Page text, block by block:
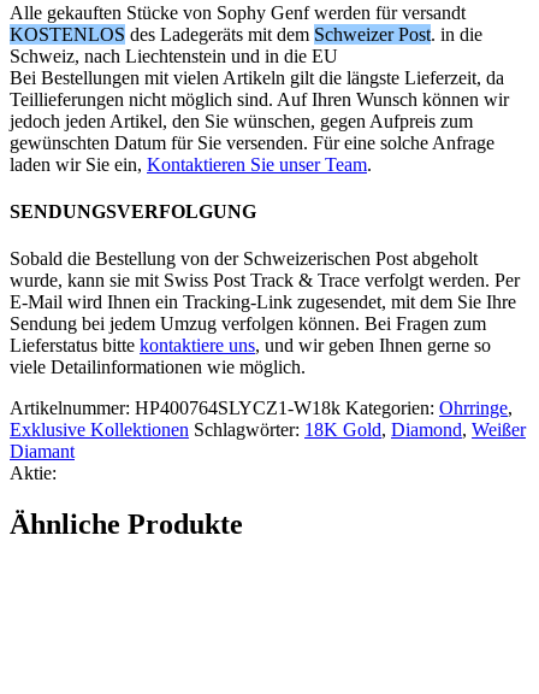
Alle gekauften Stücke von Sophy Genf werden für versandt
KOSTENLOS des Ladegeräts mit dem Schweizer Post. in die
Schweiz, nach Liechtenstein und in die EU
Bei Bestellungen mit vielen Artikeln gilt die längste Lieferzeit, da
Teillieferungen nicht möglich sind. Auf Ihren Wunsch können wir
jedoch jeden Artikel, den Sie wünschen, gegen Aufpreis zum
gewünschten Datum für Sie versenden. Für eine solche Anfrage
laden wir Sie ein, Kontaktieren Sie unser Team.
SENDUNGSVERFOLGUNG
Sobald die Bestellung von der Schweizerischen Post abgeholt
wurde, kann sie mit Swiss Post Track & Trace verfolgt werden. Per
E-Mail wird Ihnen ein Tracking-Link zugesendet, mit dem Sie Ihre
Sendung bei jedem Umzug verfolgen können. Bei Fragen zum
Lieferstatus bitte kontaktiere uns, und wir geben Ihnen gerne so
viele Detailinformationen wie möglich.
Artikelnummer: HP400764SLYCZ1-W18k Kategorien: Ohrringe,
Exklusive Kollektionen Schlagwörter: 18K Gold, Diamond, Weißer
Diamant
Aktie:
Ähnliche Produkte